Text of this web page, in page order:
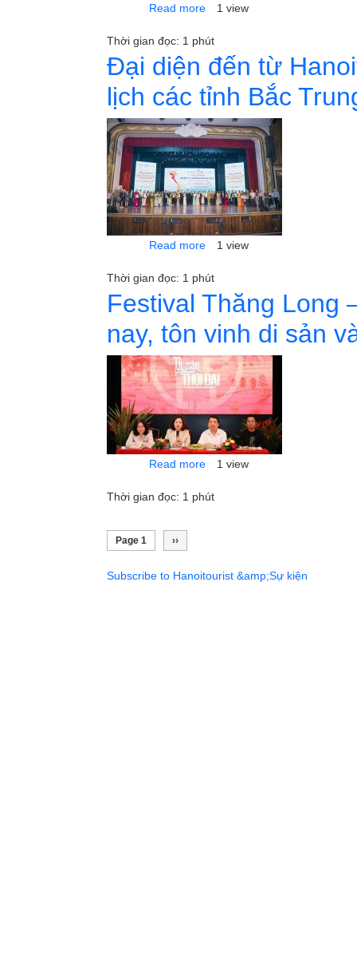
Read moreabout Ngày Lữ hành Việt
1 view
Thời gian đọc: 1 phút
Đại diện đến từ
lịch các tỉnh Bắc
Read moreabout Đại diện đến từ
1 view
Thời gian đọc: 1 phút
Festival Thăng Long
nay, tôn vinh di sản
Read moreabout Festival Thăng Long –
1 view
Thời gian đọc: 1 phút
Pagination
Page 1 Next page
››
Subscribe to Hanoitourist &amp;Sự kiện